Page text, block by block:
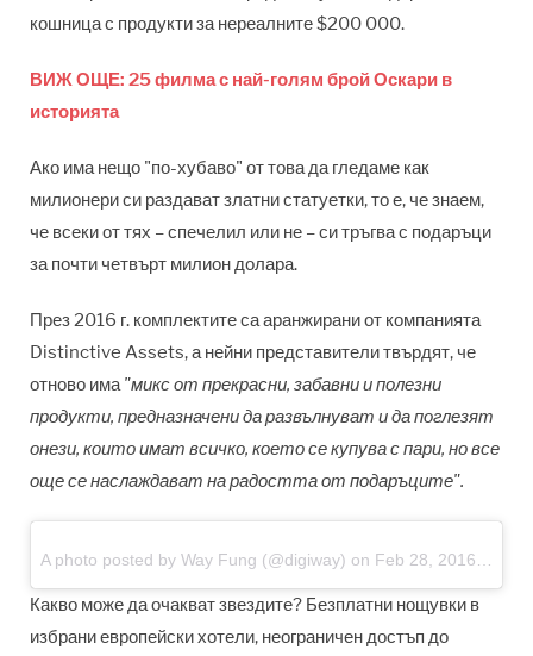
кошница с продукти за нереалните $200 000.
ВИЖ ОЩЕ: 25 филма с най-голям брой Оскари в
историята
Ако има нещо "по-хубаво" от това да гледаме как
милионери си раздават златни статуетки, то е, че знаем,
че всеки от тях – спечелил или не – си тръгва с подаръци
за почти четвърт милион долара.
През 2016 г. комплектите са аранжирани от компанията
Distinctive Assets, а нейни представители твърдят, че
отново има"микс от прекрасни, забавни и полезни
продукти, предназначени да развълнуват и да поглезят
онези, които имат всичко, което се купува с пари, но все
още се наслаждават на радостта от подаръците".
A photo posted by Way Fung (@digiway) on Feb 28, 2016 at 3:42am PST
Какво може да очакват звездите? Безплатни нощувки в
избрани европейски хотели, неограничен достъп до